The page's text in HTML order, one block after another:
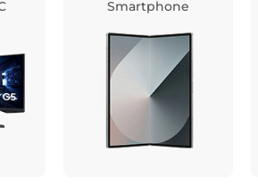
Smartphone